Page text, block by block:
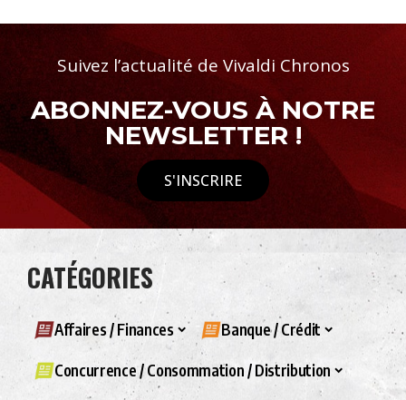
Suivez l’actualité de Vivaldi Chronos
ABONNEZ-VOUS À NOTRE
NEWSLETTER !
S'INSCRIRE
CATÉGORIES
Affaires / Finances Banque / Crédit
Concurrence / Consommation / Distribution